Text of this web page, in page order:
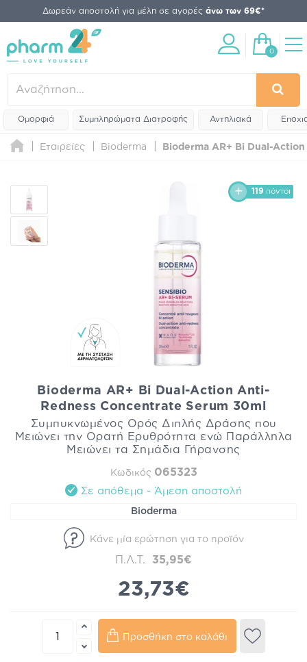
Δωρεάν αποστολή για μέλη σε αγορές άνω των 69€*
0
Ομορφιά Συμπληρώματα Διατροφής Αντηλιακά
Εταιρείες Bioderma Bioderma AR+ Bi Dual-
119 πόντοι
Bioderma AR+ Bi Dual-Action Anti-
Redness Concentrate Serum 30ml
Συμπυκνωμένος Ορός Διπλής Δράσης που
Μειώνει την Ορατή Ερυθρότητα ενώ Παράλληλα
Μειώνει τα Σημάδια Γήρανσης
Κωδικός 065323
Σε απόθεμα - Άμεση αποστολή
Bioderma
Κάνε μία ερώτηση για το προϊόν
Π.Λ.Τ. 35,95€
23,73€
Προσθήκη στο καλάθι